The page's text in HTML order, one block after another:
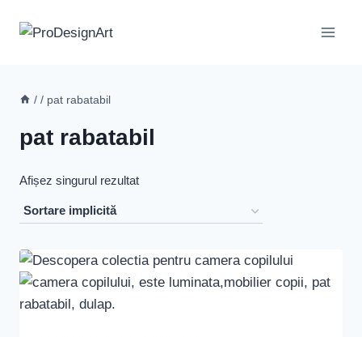
/ / pat rabatabil
pat rabatabil
Afișez singurul rezultat